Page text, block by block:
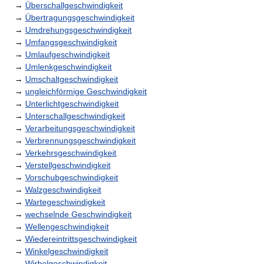
→ Überschallgeschwindigkeit
→ Übertragungsgeschwindigkeit
→ Umdrehungsgeschwindigkeit
→ Umfangsgeschwindigkeit
→ Umlaufgeschwindigkeit
→ Umlenkgeschwindigkeit
→ Umschaltgeschwindigkeit
→ ungleichförmige Geschwindigkeit
→ Unterlichtgeschwindigkeit
→ Unterschallgeschwindigkeit
→ Verarbeitungsgeschwindigkeit
→ Verbrennungsgeschwindigkeit
→ Verkehrsgeschwindigkeit
→ Verstellgeschwindigkeit
→ Vorschubgeschwindigkeit
→ Walzgeschwindigkeit
→ Wartegeschwindigkeit
→ wechselnde Geschwindigkeit
→ Wellengeschwindigkeit
→ Wiedereintrittsgeschwindigkeit
→ Winkelgeschwindigkeit